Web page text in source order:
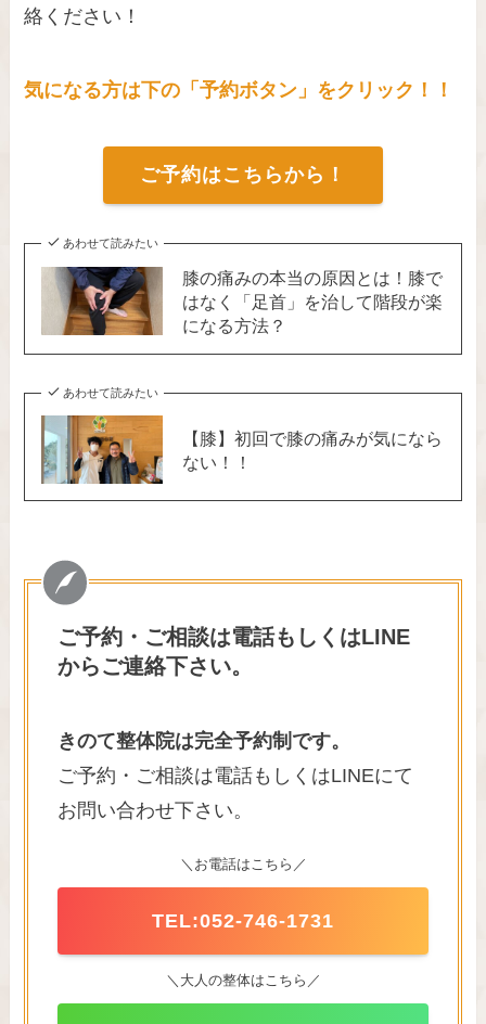
絡ください！
気になる方は下の「予約ボタン」をクリック！！
ご予約はこちらから！
あわせて読みたい
膝の痛みの本当の原因とは！膝で
はなく「足首」を治して階段が楽
になる方法？
あわせて読みたい
【膝】初回で膝の痛みが気になら
ない！！
ご予約・ご相談は電話もしくはLINE
からご連絡下さい。
きのて整体院は完全予約制です。
ご予約・ご相談は電話もしくはLINEにて
お問い合わせ下さい。
＼お電話はこちら／
TEL:052-746-1731
＼大人の整体はこちら／